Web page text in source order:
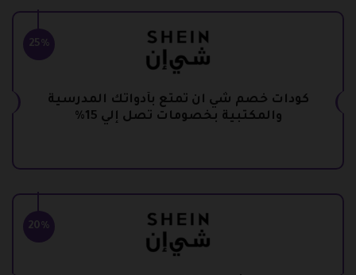
25%
كودات خصم شي ان تمتع بأدواتك المدرسية
والمكتبية بخصومات تصل إلي 15%
20%